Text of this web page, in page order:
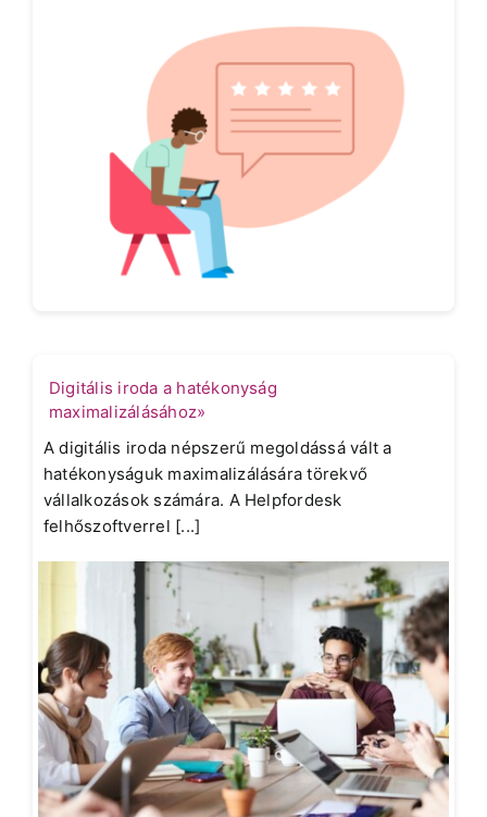
Digitális iroda a hatékonyság
maximalizálásához»
A digitális iroda népszerű megoldássá vált a
hatékonyságuk maximalizálására törekvő
vállalkozások számára. A Helpfordesk
felhőszoftverrel [...]